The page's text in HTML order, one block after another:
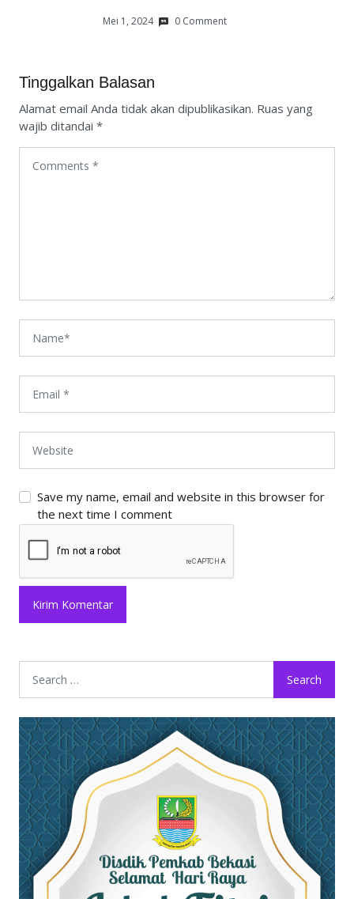
Mei 1, 2024 0 Comment
Tinggalkan Balasan
Alamat email Anda tidak akan dipublikasikan. Ruas yang
wajib ditandai *
Save my name, email and website in this browser for
the next time I comment